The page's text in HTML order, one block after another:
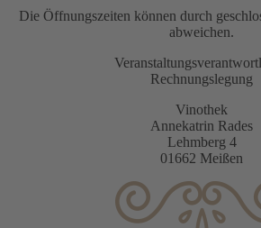
Die Öffnungszeiten können durch
abweichen.
Rechnungslegung
Vinothek
Annekatrin Rades
Lehmberg 4
01662 Meißen